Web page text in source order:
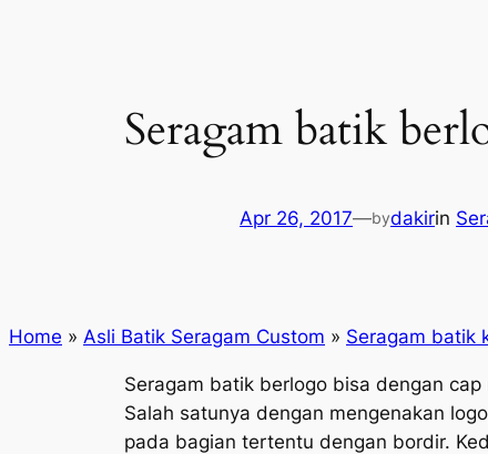
Seragam batik
Apr 26, 2017—bydakirin
Home » Asli Batik Seragam Custom » Seragam batik
Seragam batik berlogo bisa dengan
Salah satunya dengan mengenakan
pada bagian tertentu dengan bordir.